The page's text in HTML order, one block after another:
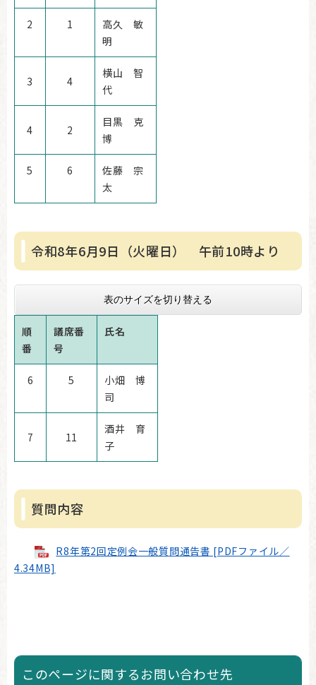
2 1
高久 敏
明
3 4
​横山 智
代
4 2
目黒 克
博
5 6
佐藤 宗
太
令和8年6月9日（火曜日） 午前10時より
表のサイズを切り替える
順
番
議席番
号
氏名
6 5
小畑 博
司
7 11
​​酒井 育
子
質問内容
R8年第2回定例会一般質問通告書 [PDFファイル／
4.34MB]
このページに関するお問い合わせ先